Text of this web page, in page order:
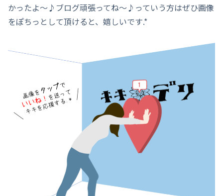
かったよ～♪ブログ頑張ってね～♪っていう方はぜひ画像
をぽちっとして頂けると、嬉しいです.*